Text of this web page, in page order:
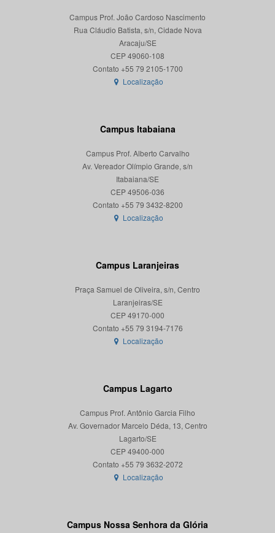
Campus Prof. João Cardoso Nascimento
Rua Cláudio Batista, s/n, Cidade Nova
Aracaju/SE
CEP 49060-108
Localização
Campus Itabaiana
Campus Prof. Alberto Carvalho
Av. Vereador Olímpio Grande, s/n
Itabaiana/SE
CEP 49506-036
Localização
Campus Laranjeiras
Praça Samuel de Oliveira, s/n, Centro
Laranjeiras/SE
CEP 49170-000
Localização
Campus Lagarto
Campus Prof. Antônio Garcia Filho
Av. Governador Marcelo Déda, 13, Centro
Lagarto/SE
CEP 49400-000
Localização
Campus Nossa Senhora da Glória